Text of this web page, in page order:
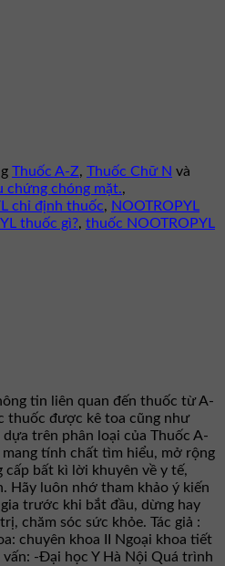
Thuốc A-Z, Thuốc Chữ N và
chứng chóng mặt.,
chỉ định thuốc, NOOTROPYL
thuốc gì?, thuốc NOOTROPYL
tin liên quan đến thuốc từ A-
thuốc được kê toa cũng như
trên phân loại của Thuốc A-
tính chất tìm hiểu, mở rộng
cấp bất kì lời khuyên về y tế,
Hãy luôn nhớ tham khảo ý kiến
trước khi bắt đầu, dừng hay
chăm sóc sức khỏe. Tác giả :
chuyên khoa II Ngoại khoa tiết
-Đại học Y Hà Nội Quá trình